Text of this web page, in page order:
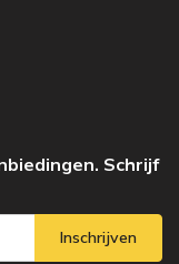
Schrijf
Inschrijven